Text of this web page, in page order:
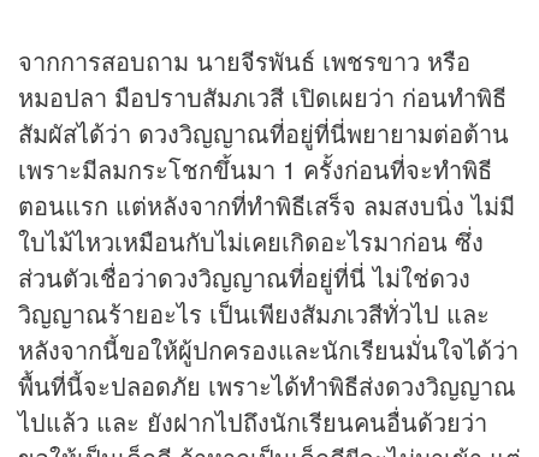
จากการสอบถาม นายจีรพันธ์ เพชรขาว หรือ
หมอปลา มือปราบสัมภเวสี เปิดเผยว่า ก่อนทำพิธี
สัมผัสได้ว่า ดวงวิญญาณที่อยู่ที่นี่พยายามต่อต้าน
เพราะมีลมกระโชกขึ้นมา 1 ครั้งก่อนที่จะทำพิธี
ตอนแรก แต่หลังจากที่ทำพิธีเสร็จ ลมสงบนิ่ง ไม่มี
ใบไม้ไหวเหมือนกับไม่เคยเกิดอะไรมาก่อน ซึ่ง
ส่วนตัวเชื่อว่าดวงวิญญาณที่อยู่ที่นี่ ไม่ใช่ดวง
วิญญาณร้ายอะไร เป็นเพียงสัมภเวสีทั่วไป และ
หลังจากนี้ขอให้ผู้ปกครองและนักเรียนมั่นใจได้ว่า
พื้นที่นี้จะปลอดภัย เพราะได้ทำพิธีส่งดวงวิญญาณ
ไปแล้ว และ ยังฝากไปถึงนักเรียนคนอื่นด้วยว่า